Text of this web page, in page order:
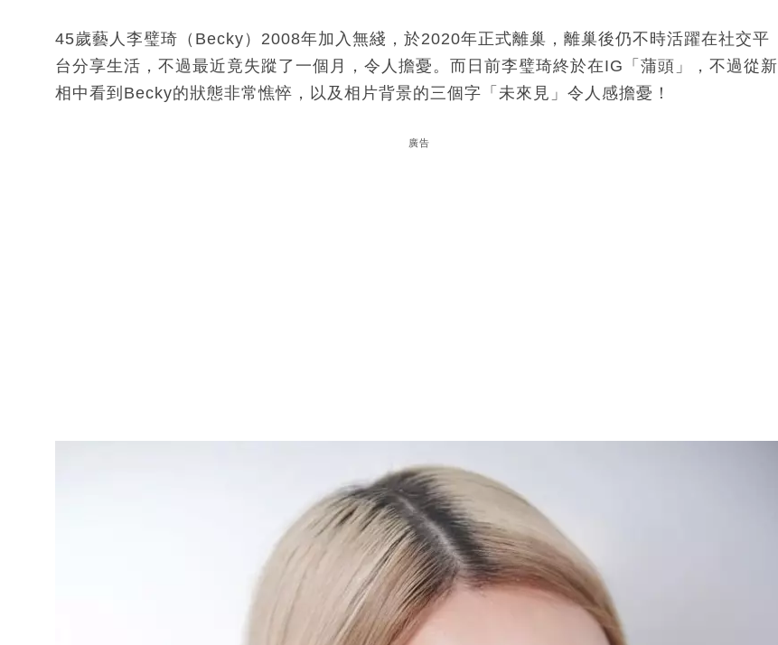
45歲藝人李璧琦（Becky）2008年加入無綫，於2020年正式離巢，離巢後仍不時活躍在社交平
台分享生活，不過最近竟失蹤了一個月，令人擔憂。而日前李璧琦終於在IG「蒲頭」，不過從新
相中看到Becky的狀態非常憔悴，以及相片背景的三個字「未來見」令人感擔憂！
廣告